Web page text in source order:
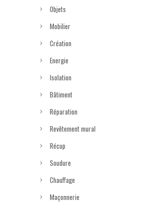
Objets
Mobilier
Création
Energie
Isolation
Bâtiment
Réparation
Revêtement mural
Récup
Soudure
Chauffage
Maçonnerie